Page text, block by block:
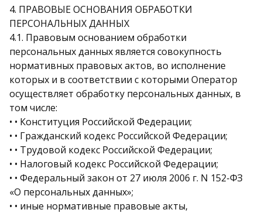
4. ПРАВОВЫЕ ОСНОВАНИЯ ОБРАБОТКИ
ПЕРСОНАЛЬНЫХ ДАННЫХ
4.1. Правовым основанием обработки
персональных данных является совокупность
нормативных правовых актов, во исполнение
которых и в соответствии с которыми Оператор
осуществляет обработку персональных данных, в
том числе:
• • Конституция Российской Федерации;
• • Гражданский кодекс Российской Федерации;
• • Трудовой кодекс Российской Федерации;
• • Налоговый кодекс Российской Федерации;
• • Федеральный закон от 27 июля 2006 г. N 152-ФЗ
«О персональных данных»;
• • иные нормативные правовые акты,